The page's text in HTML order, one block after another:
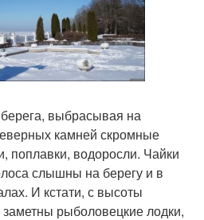
выбрасывая на
камней скромные
поплавки, водоросли. Чайки
слышны на берегу и в
И кстати, с высоты
рыболовецкие лодки,